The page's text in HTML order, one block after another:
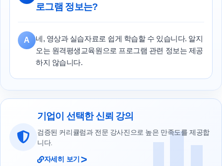
로그램 정보는?
A
네, 영상과 실습자료로 쉽게 학습할 수 있습니다. 알지
오는 원격평생교육원으로 프로그램 관련 정보는 제공
하지 않습니다.
기업이 선택한 신뢰 강의
검증된 커리큘럼과 전문 강사진으로 높은 만족도를 제공합
니다.
자세히 보기 >